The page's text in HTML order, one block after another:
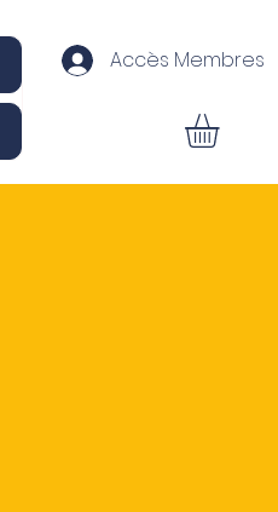
Accès Membres